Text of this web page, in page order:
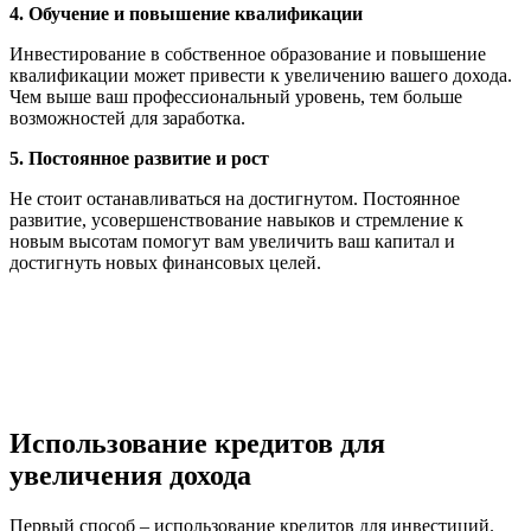
4. Обучение и повышение квалификации
Инвестирование в собственное образование и повышение
квалификации может привести к увеличению вашего дохода.
Чем выше ваш профессиональный уровень, тем больше
возможностей для заработка.
5. Постоянное развитие и рост
Не стоит останавливаться на достигнутом. Постоянное
развитие, усовершенствование навыков и стремление к
новым высотам помогут вам увеличить ваш капитал и
достигнуть новых финансовых целей.
Использование кредитов для
увеличения дохода
Первый способ – использование кредитов для инвестиций.